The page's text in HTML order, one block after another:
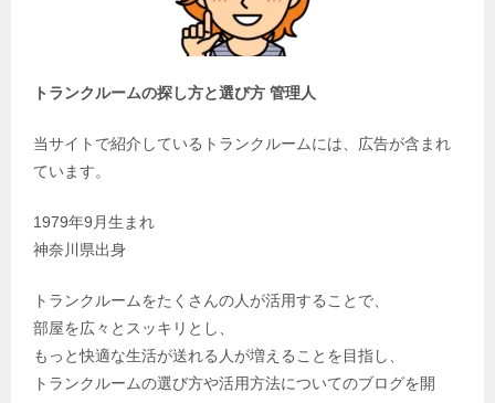
トランクルームの探し方と選び方 管理人
当サイトで紹介しているトランクルームには、広告が含まれ
ています。
1979年9月生まれ
神奈川県出身
トランクルームをたくさんの人が活用することで、
部屋を広々とスッキリとし、
もっと快適な生活が送れる人が増えることを目指し、
トランクルームの選び方や活用方法についてのブログを開